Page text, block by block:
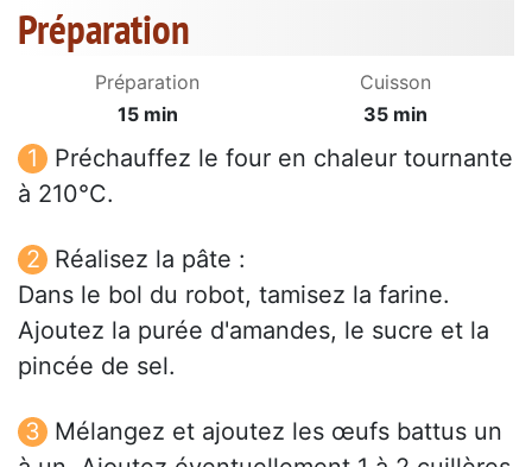
Préparation
Préparation
15 min
Cuisson
35 min
Préchauffez le four en chaleur tournante
à 210°C.
Réalisez la pâte :
Dans le bol du robot, tamisez la farine.
Ajoutez la purée d'amandes, le sucre et la
pincée de sel.
Mélangez et ajoutez les œufs battus un